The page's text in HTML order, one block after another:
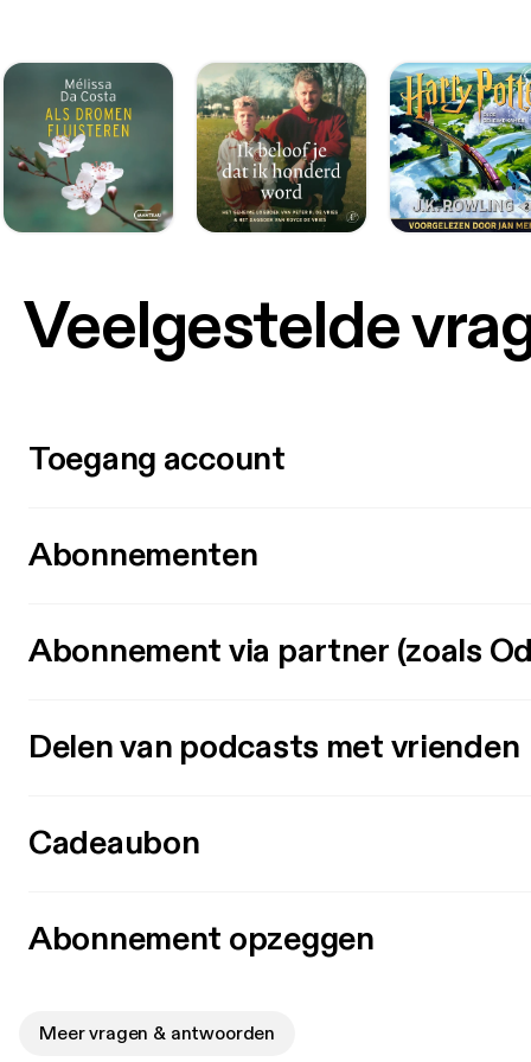
Veelgestelde
Toegang account
Abonnementen
Abonnement via partner (zoals
Delen van podcasts met vrienden
Cadeaubon
Abonnement opzeggen
Meer vragen & antwoorden